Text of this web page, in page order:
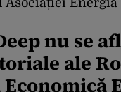
nu se
ale